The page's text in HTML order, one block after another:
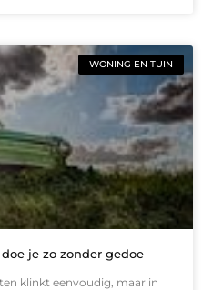
WONING EN TUIN
je zo zonder gedoe
klinkt eenvoudig, maar in